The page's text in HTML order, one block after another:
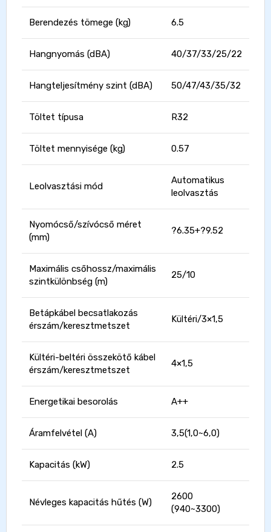
Berendezés tömege (kg) 6.5
Hangnyomás (dBA) 40/37/33/25/22
Hangteljesítmény szint (dBA) 50/47/43/35/32
Töltet típusa R32
Töltet mennyisége (kg) 0.57
Leolvasztási mód
Automatikus
leolvasztás
Nyomócső/szívócső méret
(mm)
?6.35+?9.52
Maximális csőhossz/maximális
szintkülönbség (m)
25/10
Betápkábel becsatlakozás
érszám/keresztmetszet
Kültéri/3×1,5
Kültéri-beltéri összekötő kábel
érszám/keresztmetszet
4×1,5
Energetikai besorolás A++
Áramfelvétel (A) 3,5(1,0~6,0)
Kapacitás (kW) 2.5
Névleges kapacitás hűtés (W)
2600
(940~3300)